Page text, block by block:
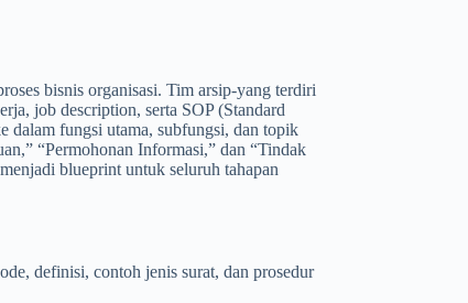
bisnis organisasi. Tim arsip-yang terdiri
job description, serta SOP (Standard
dalam fungsi utama, subfungsi, dan topik
“Permohonan Informasi,” dan “Tindak
blueprint untuk seluruh tahapan
definisi, contoh jenis surat, dan prosedur